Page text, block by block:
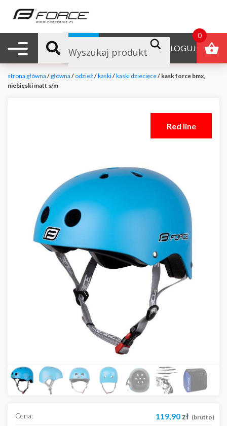
Nawigacja mobilna ZALOGUJ
B2B
strona główna / główna / odzież /kaski/kaski dziecięce/ kask force bmx,
niebieski matt s/m
Red line
Cena: 119,90 zł (brutto)
0